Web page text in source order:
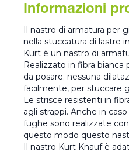
Informazioni
Il nastro di armatura per
nella stuccatura di lastre
Kurt è un nastro di
Realizzato in fibra
da posare; nessuna
facilmente, per stuccare
Le strisce resistenti in
agli strappi. Anche in
fughe sono realizzate
questo modo questo
Il nastro Kurt Knauf è